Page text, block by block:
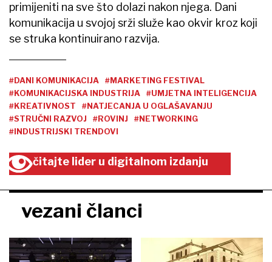
primijeniti na sve što dolazi nakon njega. Dani
komunikacija u svojoj srži služe kao okvir kroz koji
se struka kontinuirano razvija.
#DANI KOMUNIKACIJA
#MARKETING FESTIVAL
#KOMUNIKACIJSKA INDUSTRIJA
#UMJETNA INTELIGENCIJA
#KREATIVNOST
#NATJECANJA U OGLAŠAVANJU
#STRUČNI RAZVOJ
#ROVINJ
#NETWORKING
#INDUSTRIJSKI TRENDOVI
čitajte lider u digitalnom izdanju
vezani članci